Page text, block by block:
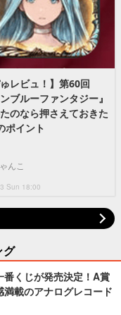
ゅレビュ！】第60回
ンブルーファンタジー』
のなら押さえておきた
ポイント
Sun 18:00
んこ
グ
番くじが発売決定！A賞
満載のアナログレコード